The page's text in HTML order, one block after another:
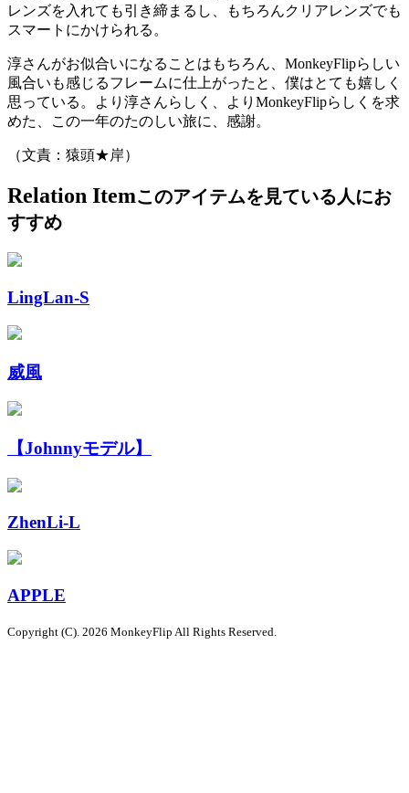
レンズを入れても引き締まるし、もちろんクリアレンズでも
スマートにかけられる。
淳さんがお似合いになることはもちろん、MonkeyFlipらしい
風合いも感じるフレームに仕上がったと、僕はとても嬉しく
思っている。より淳さんらしく、よりMonkeyFlipらしくを求
めた、この一年のたのしい旅に、感謝。
（文責：猿頭★岸）
Relation Itemこのアイテムを見ている人にお
すすめ
LingLan-S
威風
【Johnnyモデル】
ZhenLi-L
APPLE
Copyright (C). 2026 MonkeyFlip All Rights Reserved.